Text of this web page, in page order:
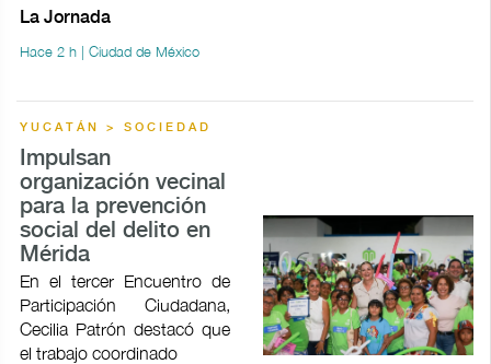
La Jornada
Hace 2 h | Ciudad de México
YUCATÁN > SOCIEDAD
Impulsan
organización vecinal
para la prevención
social del delito en
Mérida
En el tercer Encuentro de
Participación Ciudadana,
Cecilia Patrón destacó que
el trabajo coordinado